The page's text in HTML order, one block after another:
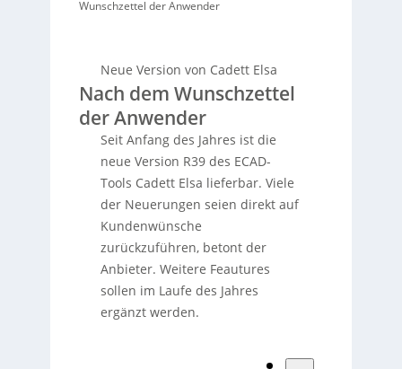
Wunschzettel der Anwender
Neue Version von Cadett Elsa
Nach dem Wunschzettel
der Anwender
Seit Anfang des Jahres ist die
neue Version R39 des ECAD-
Tools Cadett Elsa lieferbar. Viele
der Neuerungen seien direkt auf
Kundenwünsche
zurückzuführen, betont der
Anbieter. Weitere Feautures
sollen im Laufe des Jahres
ergänzt werden.